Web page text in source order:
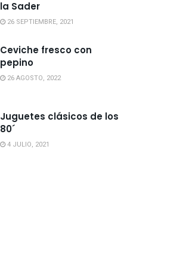
la Sader
26 SEPTIEMBRE, 2021
Ceviche fresco con
pepino
26 AGOSTO, 2022
Juguetes clásicos de los
80´
4 JULIO, 2021